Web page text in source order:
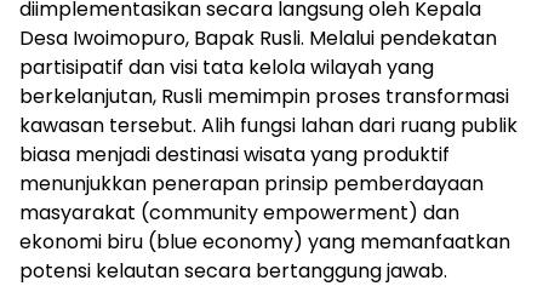
diimplementasikan secara langsung oleh Kepala
Desa Iwoimopuro, Bapak Rusli. Melalui pendekatan
partisipatif dan visi tata kelola wilayah yang
berkelanjutan, Rusli memimpin proses transformasi
kawasan tersebut. Alih fungsi lahan dari ruang publik
biasa menjadi destinasi wisata yang produktif
menunjukkan penerapan prinsip pemberdayaan
masyarakat (community empowerment) dan
ekonomi biru (blue economy) yang memanfaatkan
potensi kelautan secara bertanggung jawab.